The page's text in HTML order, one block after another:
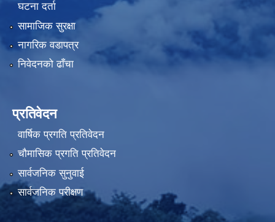
घटना दर्ता
सामाजिक सुरक्षा
नागरिक वडापत्र
निवेदनको ढाँचा
प्रतिवेदन
वार्षिक प्रगति प्रतिवेदन
चौमासिक प्रगति प्रतिवेदन
सार्वजनिक सुनुवाई
सार्वजनिक परीक्षण